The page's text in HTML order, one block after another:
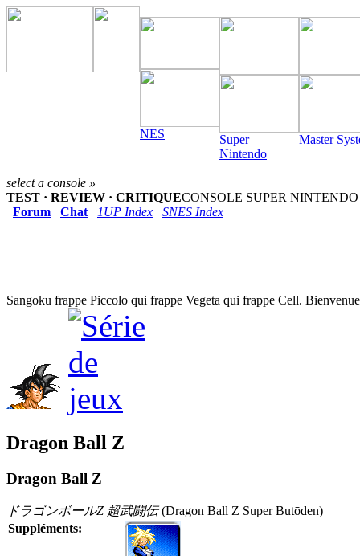
NES
Super
Nintendo
Master
select a console »
TEST · REVIEW · CRITIQUECONSOLE SUPER NINTENDO
Forum
Chat 1UP Index SNES Index
Sangoku frappe Piccolo qui frappe Vegeta qui frappe Cell.
Dragon Ball Z
Dragon Ball Z
ドラゴンボールZ 超武闘伝(Dragon Ball Z Super Butōden)
Suppléments: